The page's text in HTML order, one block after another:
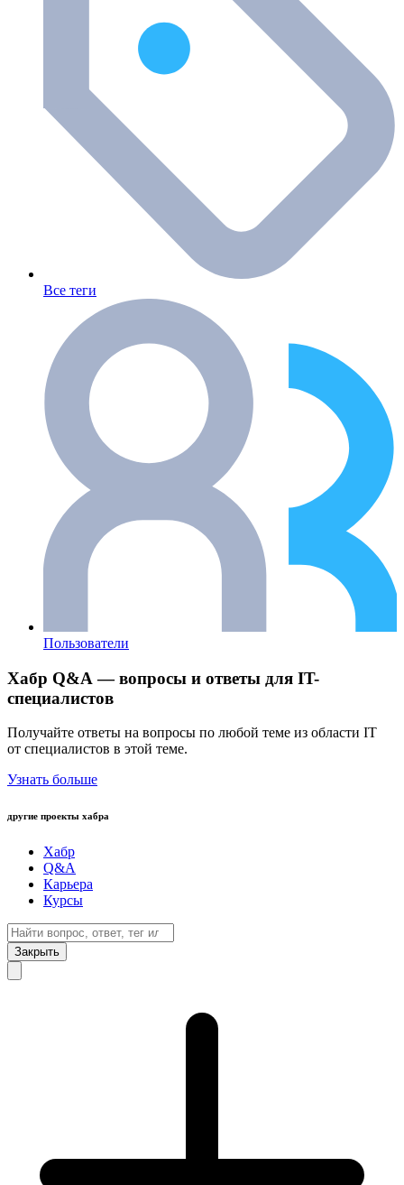
Все теги
Пользователи
Хабр Q&A — вопросы и ответы для IT-
специалистов
Получайте ответы на вопросы по любой теме из области IT
от специалистов в этой теме.
Узнать больше
другие проекты хабра
Хабр
Q&A
Карьера
Курсы
Закрыть